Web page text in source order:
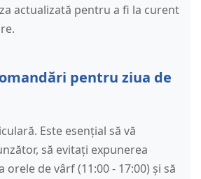
actualizată pentru a fi la curent
pentru ziua de
Este esențial să vă
să evitați expunerea
orele de vârf (11:00 - 17:00) și să